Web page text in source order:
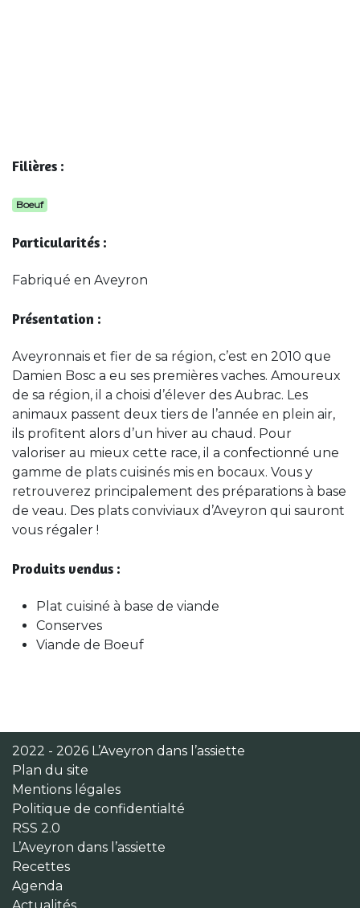
Filières :
Boeuf
Particularités :
Fabriqué en Aveyron
Présentation :
Aveyronnais et fier de sa région, c’est en 2010 que
Damien Bosc a eu ses premières vaches. Amoureux
de sa région, il a choisi d’élever des Aubrac. Les
animaux passent deux tiers de l’année en plein air,
ils profitent alors d’un hiver au chaud. Pour
valoriser au mieux cette race, il a confectionné une
gamme de plats cuisinés mis en bocaux. Vous y
retrouverez principalement des préparations à base
de veau. Des plats conviviaux d’Aveyron qui sauront
vous régaler !
Produits vendus :
Plat cuisiné à base de viande
Conserves
Viande de Boeuf
2022 - 2026 L’Aveyron dans l’assiette
Plan du site
Mentions légales
Politique de confidentialté
RSS 2.0
L’Aveyron dans l’assiette
Recettes
Agenda